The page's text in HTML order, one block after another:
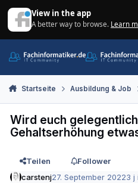
View in the app
A better way to browse. Learn
Startseite Ausbildung & Job
Wird euch
Gehaltserhöhung
Teilen
Follower
carstenj27. September 20223 j